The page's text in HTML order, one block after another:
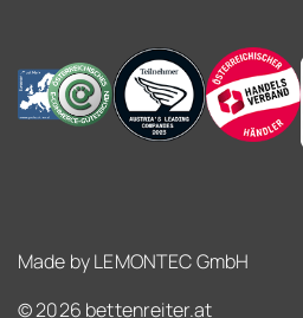
Made byLEMONTEC GmbH
© 2026 bettenreiter.at